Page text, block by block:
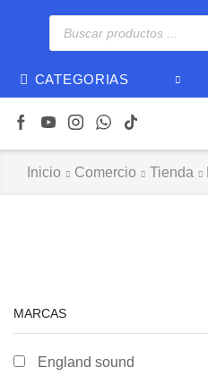
CATEGORIAS
Inicio Comercio Tienda
MARCAS
England sound